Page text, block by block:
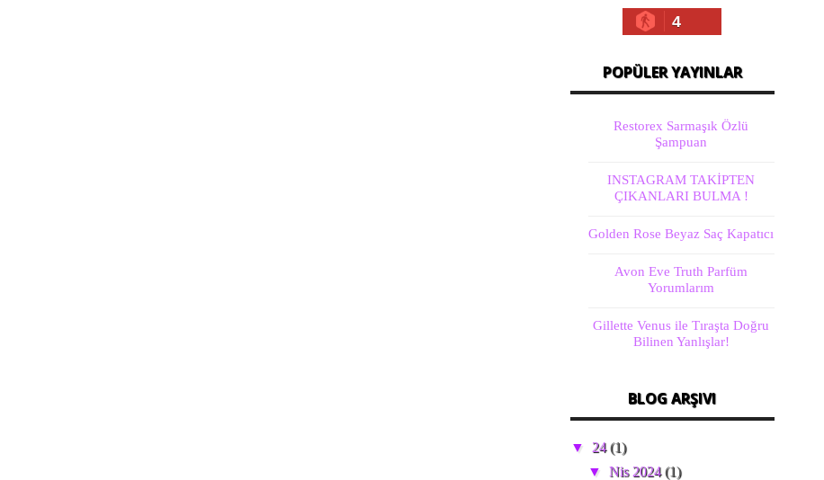
4
POPÜLER YAYINLAR
Restorex Sarmaşık Özlü
Şampuan
INSTAGRAM TAKİPTEN
ÇIKANLARI BULMA !
Golden Rose Beyaz Saç Kapatıcı
Avon Eve Truth Parfüm
Yorumlarım
Gillette Venus ile Tıraşta Doğru
Bilinen Yanlışlar!
BLOG ARŞIVI
▼ 24(1)
▼ Nis 2024(1)